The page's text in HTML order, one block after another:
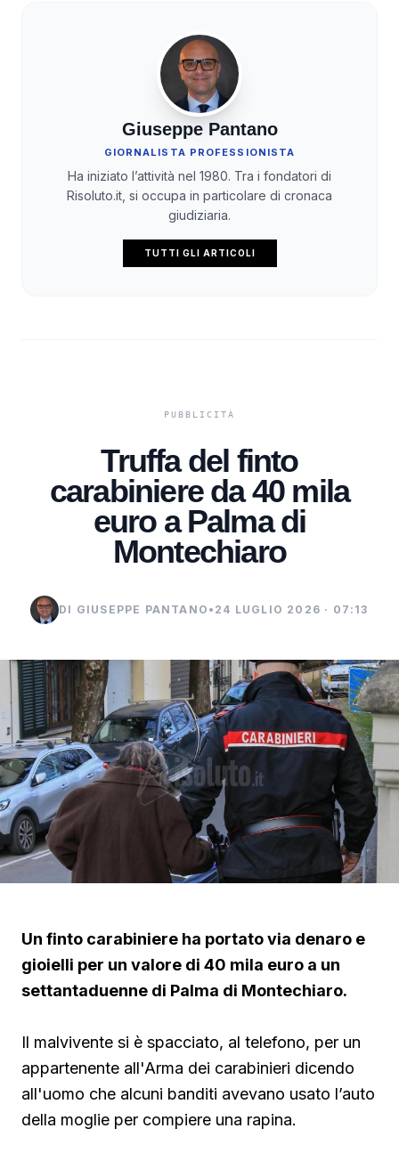
Giuseppe Pantano
GIORNALISTA PROFESSIONISTA
Ha iniziato l’attività nel 1980. Tra i fondatori di
Risoluto.it, si occupa in particolare di cronaca
giudiziaria.
TUTTI GLI ARTICOLI
Truffa del finto
carabiniere da 40 mila
euro a Palma di
Montechiaro
DI GIUSEPPE PANTANO • 24 LUGLIO 2026 · 07:13
Un finto carabiniere ha portato via denaro e
gioielli per un valore di 40 mila euro a un
settantaduenne di Palma di Montechiaro.
Il malvivente si è spacciato, al telefono, per un
appartenente all'Arma dei carabinieri dicendo
all'uomo che alcuni banditi avevano usato l’auto
della moglie per compiere una rapina.